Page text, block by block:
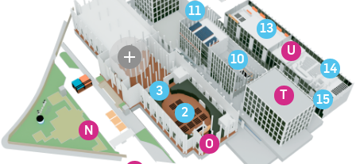
N
O
T
U
2
3
10
11
13
14
15